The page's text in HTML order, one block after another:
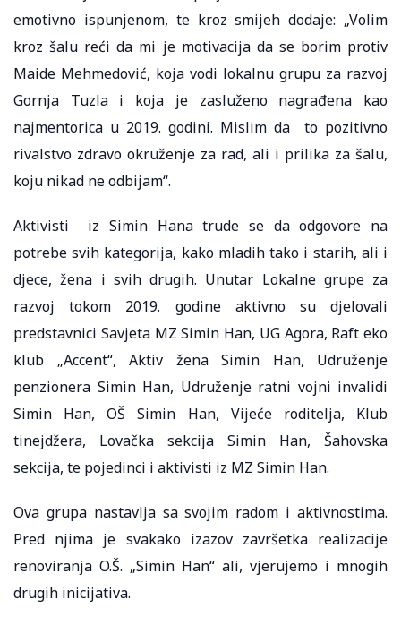
emotivno ispunjenom, te kroz smijeh dodaje: „Volim
kroz šalu reći da mi je motivacija da se borim protiv
Maide Mehmedović, koja vodi lokalnu grupu za razvoj
Gornja Tuzla i koja je zasluženo nagrađena kao
najmentorica u 2019. godini. Mislim da to pozitivno
rivalstvo zdravo okruženje za rad, ali i prilika za šalu,
koju nikad ne odbijam“.
Aktivisti iz Simin Hana trude se da odgovore na
potrebe svih kategorija, kako mladih tako i starih, ali i
djece, žena i svih drugih. Unutar Lokalne grupe za
razvoj tokom 2019. godine aktivno su djelovali
predstavnici Savjeta MZ Simin Han, UG Agora, Raft eko
klub „Accent“, Aktiv žena Simin Han, Udruženje
penzionera Simin Han, Udruženje ratni vojni invalidi
Simin Han, OŠ Simin Han, Vijeće roditelja, Klub
tinejdžera, Lovačka sekcija Simin Han, Šahovska
sekcija, te pojedinci i aktivisti iz MZ Simin Han.
Ova grupa nastavlja sa svojim radom i aktivnostima.
Pred njima je svakako izazov završetka realizacije
renoviranja O.Š. „Simin Han“ ali, vjerujemo i mnogih
drugih inicijativa.